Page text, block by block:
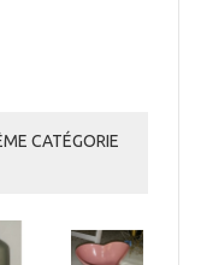
CATÉGORIE